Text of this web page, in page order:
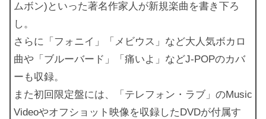
ムボン)といった著名作家人が新規楽曲を書き下ろ
し。
さらに「フォニイ」「メビウス」など大人気ボカロ
曲や「ブルーバード」「痛いよ」などJ-POPのカバ
ーも収録。
また初回限定盤には、「テレフォン・ラブ」のMusic
Videoやオフショット映像を収録したDVDが付属す